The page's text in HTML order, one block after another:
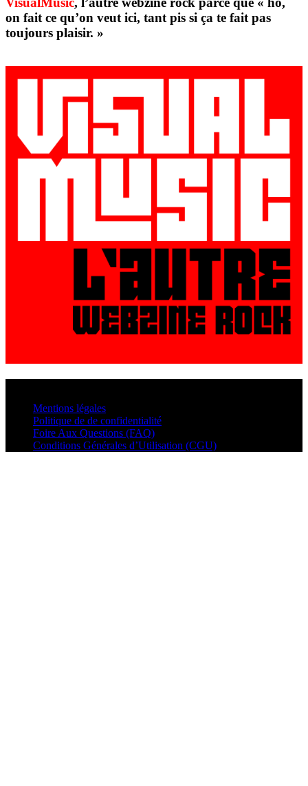
on fait ce qu’on veut ici, tant pis si ça te fait pas
toujours plaisir. »
Mentions légales
Politique de de confidentialité
Foire Aux Questions (FAQ)
Conditions Générales d’Utilisation (CGU)